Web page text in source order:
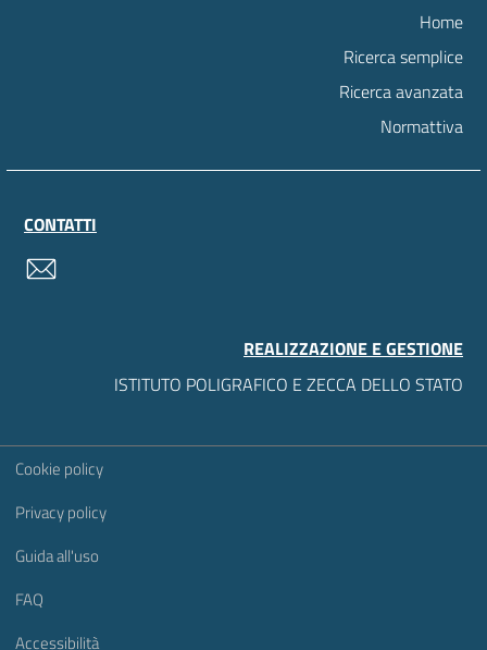
Home
Ricerca semplice
Ricerca avanzata
Normattiva
CONTATTI
REALIZZAZIONE E GESTIONE
ISTITUTO POLIGRAFICO E ZECCA DELLO STATO
Sezione Link Utili
Cookie policy
Privacy policy
Guida all'uso
FAQ
Accessibilità